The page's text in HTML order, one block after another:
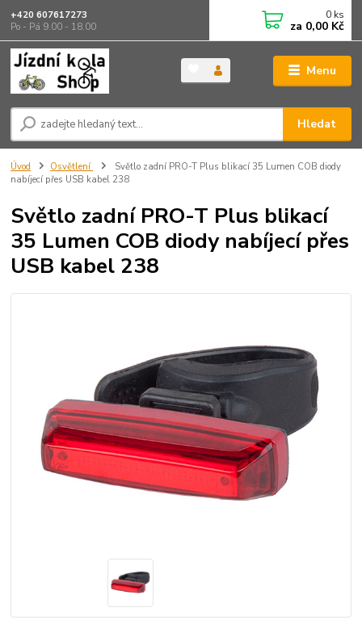
Menu
Hledat
+420 607617273
Po - Pá 9.00 - 18.00
0 ks
za 0,00 Kč
Úvod Osvětlení
Světlo zadní PRO-T Plus blikací 35 Lumen COB diody
nabíjecí přes USB kabel 238
Světlo zadní PRO-T Plus blikací
35 Lumen COB diody nabíjecí přes
USB kabel 238